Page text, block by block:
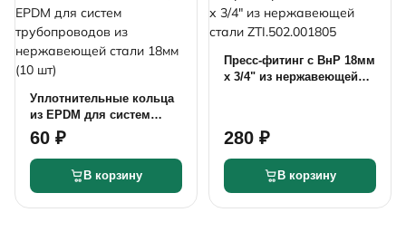
Уплотнительные кольца
из EPDM для систем
трубопроводов из
нержавеющей стали
18мм (10 шт)
60 ₽
В корзину
Пресс-фитинг с ВнР 18мм
х 3/4" из нержавеющей
280 ₽
В корзину